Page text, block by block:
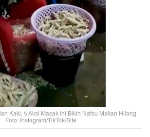
Kaki, 5 Aksi Masak Ini Bikin Nafsu Makan Hilang
Foto: Instagram/TikTok/Site